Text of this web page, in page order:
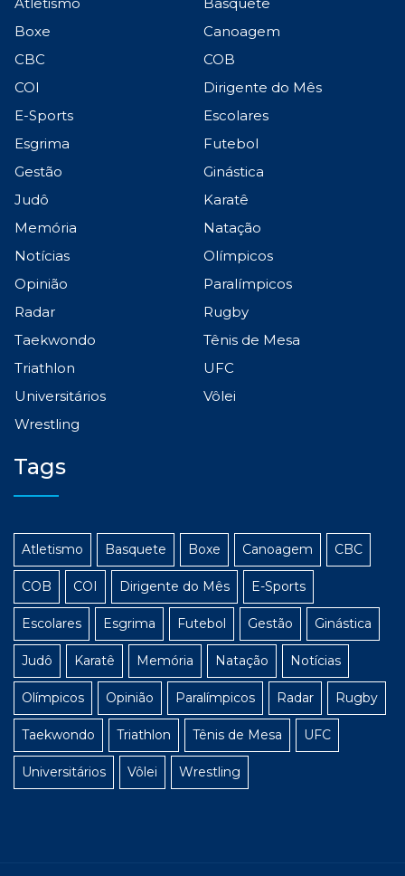
Boxe
Canoagem
CBC
COB
COI
Dirigente do Mês
E-Sports
Escolares
Esgrima
Futebol
Gestão
Ginástica
Judô
Karatê
Memória
Natação
Notícias
Olímpicos
Opinião
Paralímpicos
Radar
Rugby
Taekwondo
Tênis de Mesa
Triathlon
UFC
Universitários
Vôlei
Wrestling
Tags
Atletismo Basquete Boxe Canoagem CBC
COB COI Dirigente do Mês E-Sports
Escolares Esgrima Futebol Gestão Ginástica
Judô Karatê Memória Natação Notícias
Olímpicos Opinião Paralímpicos Radar Rugby
Taekwondo Triathlon Tênis de Mesa UFC
Universitários Vôlei Wrestling